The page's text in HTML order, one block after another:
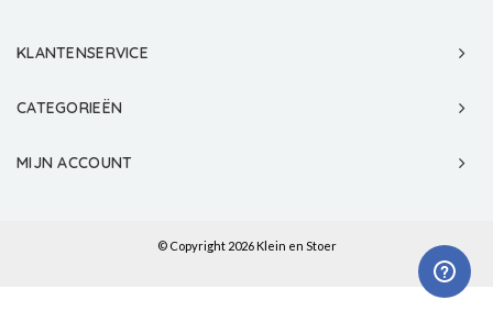
KLANTENSERVICE
CATEGORIEËN
MIJN ACCOUNT
© Copyright 2026 Klein en Stoer